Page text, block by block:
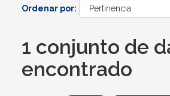
Ordenar por
1 conjunto de
encontrado